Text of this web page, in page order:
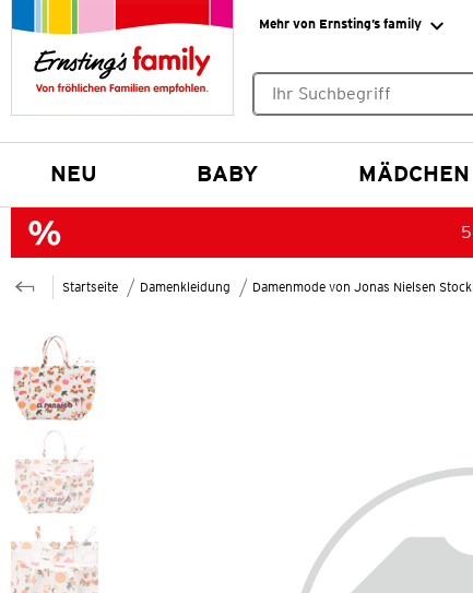
Mehr von Ernsting’s family
NEU BABY MÄDCHEN
Startseite Damenkleidung Damenmode von Jonas Nielsen